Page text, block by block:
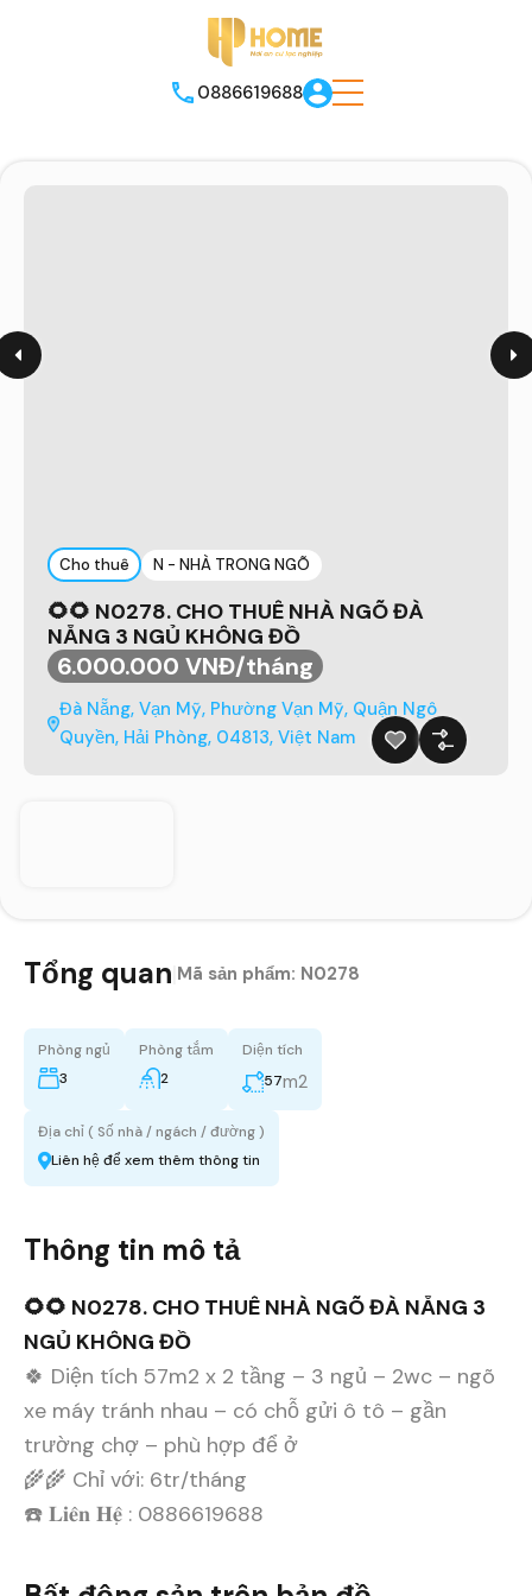
0886619688
Cho thuê N - NHÀ TRONG NGÕ
🌻🌻 N0278. CHO THUÊ NHÀ NGÕ ĐÀ
NẴNG 3 NGỦ KHÔNG ĐỒ
6.000.000 VNĐ/tháng
Đà Nẵng, Vạn Mỹ, Phường Vạn Mỹ, Quận Ngô
Quyền, Hải Phòng, 04813, Việt Nam
Tổng quan Mã sản phẩm: N0278
Phòng ngủ
3
Phòng tắm
2
Diện tích
57m2
Địa chỉ ( Số nhà / ngách / đường )
Liên hệ để xem thêm thông tin
Thông tin mô tả
🌻🌻 N0278. CHO THUÊ NHÀ NGÕ ĐÀ NẴNG 3
NGỦ KHÔNG ĐỒ
🍀 Diện tích 57m2 x 2 tầng – 3 ngủ – 2wc – ngõ
xe máy tránh nhau – có chỗ gửi ô tô – gần
trường chợ – phù hợp để ở
🌾🌾 Chỉ với: 6tr/tháng
☎️ 𝐋𝐢𝐞̂𝐧 𝐇𝐞̣̂ : 0886619688